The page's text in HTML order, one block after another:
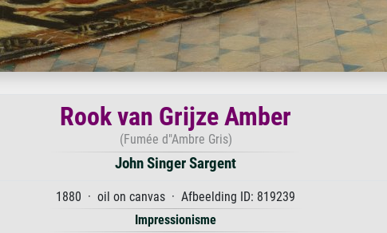
Rook van Grijze Amber
(Fumée d"Ambre Gris)
John Singer Sargent
1880 · oil on canvas · Afbeelding ID: 819239
Impressionisme